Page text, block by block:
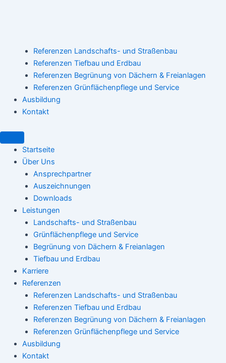
Referenzen Landschafts- und Straßenbau
Referenzen Tiefbau und Erdbau
Referenzen Begrünung von Dächern & Freianlagen
Referenzen Grünflächenpflege und Service
Ausbildung
Kontakt
Startseite
Über Uns
Ansprechpartner
Auszeichnungen
Downloads
Leistungen
Landschafts- und Straßenbau
Grünflächenpflege und Service
Begrünung von Dächern & Freianlagen
Tiefbau und Erdbau
Karriere
Referenzen
Referenzen Landschafts- und Straßenbau
Referenzen Tiefbau und Erdbau
Referenzen Begrünung von Dächern & Freianlagen
Referenzen Grünflächenpflege und Service
Ausbildung
Kontakt